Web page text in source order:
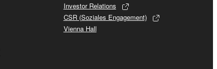
Investor Relations
CSR (Soziales Engagement)
Vienna Hall